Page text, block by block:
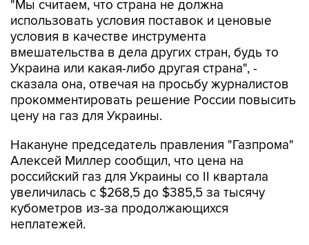
"Мы считаем, что страна не должна
использовать условия поставок и ценовые
условия в качестве инструмента
вмешательства в дела других стран, будь то
Украина или какая-либо другая страна", -
сказала она, отвечая на просьбу журналистов
прокомментировать решение России повысить
цену на газ для Украины.
Накануне председатель правления "Газпрома"
Алексей Миллер сообщил, что цена на
российский газ для Украины со II квартала
увеличилась с $268,5 до $385,5 за тысячу
кубометров из-за продолжающихся
неплатежей.